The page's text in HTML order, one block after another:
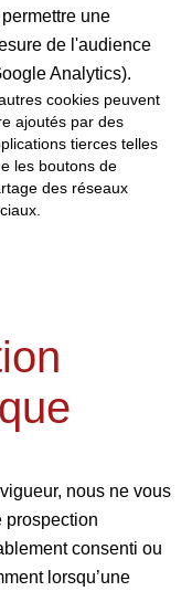
une
de l'audience
Analytics).
cookies peuvent
ajoutés par des
tierces telles
les boutons de
des réseaux
nous ne vous
prospection
consenti ou
lorsqu’une